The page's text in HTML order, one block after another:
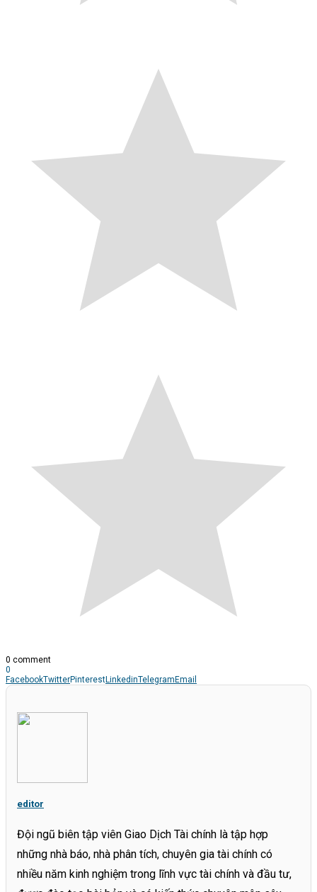
0 comment
0
FacebookTwitterPinterestLinkedinTelegramEmail
editor
Đội ngũ biên tập viên Giao Dịch Tài chính là tập hợp
những nhà báo, nhà phân tích, chuyên gia tài chính có
nhiều năm kinh nghiệm trong lĩnh vực tài chính và đầu tư,